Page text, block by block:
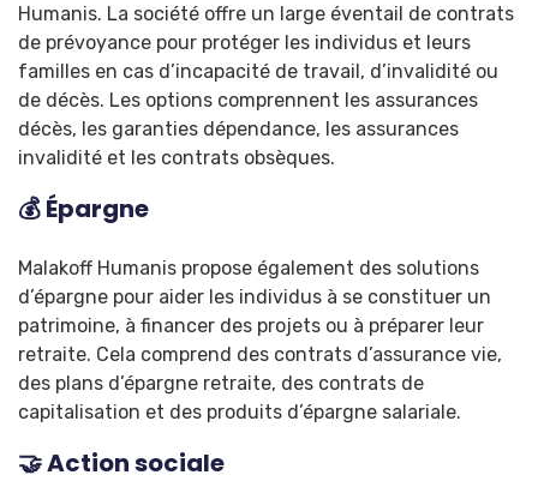
Humanis. La société offre un large éventail de contrats
de prévoyance pour protéger les individus et leurs
familles en cas d’incapacité de travail, d’invalidité ou
de décès. Les options comprennent les assurances
décès, les garanties dépendance, les assurances
invalidité et les contrats obsèques.
💰 Épargne
Malakoff Humanis propose également des solutions
d’épargne pour aider les individus à se constituer un
patrimoine, à financer des projets ou à préparer leur
retraite. Cela comprend des contrats d’assurance vie,
des plans d’épargne retraite, des contrats de
capitalisation et des produits d’épargne salariale.
🤝 Action sociale